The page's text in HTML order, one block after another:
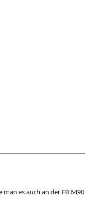
es auch an der FB